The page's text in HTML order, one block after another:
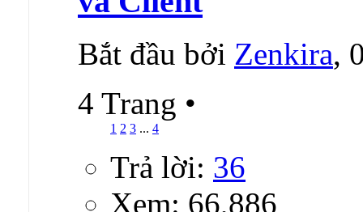
Bắt đầu bởi Zenkira,
4 Trang •
1 2 3 ... 4
Trả lời: 36
Xem: 66,886